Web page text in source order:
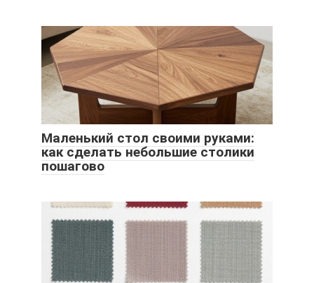
Маленький стол своими руками:
как сделать небольшие столики
пошагово